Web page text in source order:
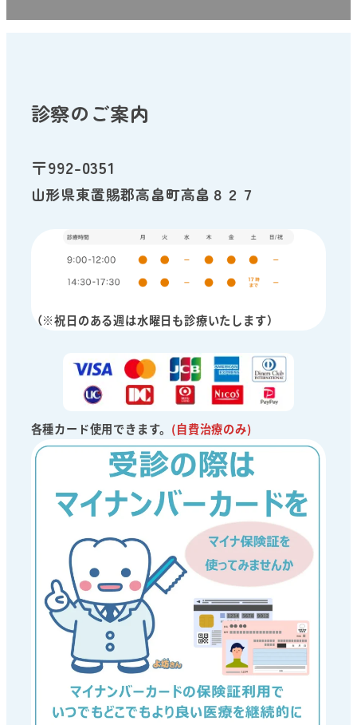
診察のご案内
〒992-0351
山形県東置賜郡高畠町高畠８２７
（※祝日のある週は水曜日も診療いたします）
各種カード使用できます。 (自費治療のみ)